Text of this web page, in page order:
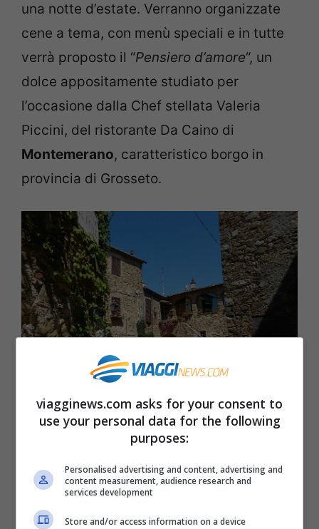
una notte d’estate. Verranno organizzate
cene a tema, con menù speciali e in tutte
verrà proposto il “Pensiero d’amore“, un
dolce appositamente studiato per
l’occasione dalla Chef stellata Valeria
Piccini, del ristorante Da Caino di
Montemerano, caratteristico borgo in
provincia di Grosseto.
Montemerano (Foto di Hurricane353. CC BY-SA 4.0 via
L’evento sarà un’occasione speciale per
trascorrere una serata indimenticabile in
viagginews.com asks for your consent to
use your personal data for the following
purposes:
Personalised advertising and content, advertising and
content measurement, audience research and
services development
Store and/or access information on a device